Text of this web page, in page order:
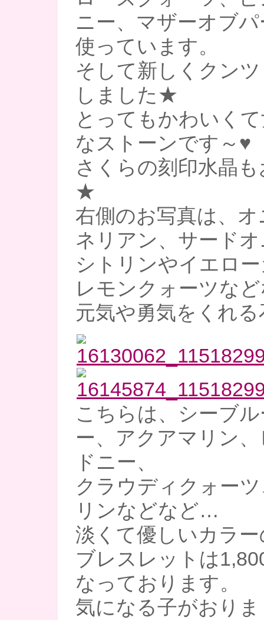
ニー、マザーオブ
使っています。
そして新しくクン
しました★
とってもかわいく
なストーンです～♥
さくらの刻印水晶
★
右側のお写真は、
ネリアン、サード
シトリンやイエロ
レモンクォーツな
元気や勇気をくれ
こちらは、シーブ
ー、アクアマリン
ドニー、
クラウディクォー
リンなどなど…
淡くて優しいカラ
ブレスレットは
なっております。
気になる子がおり